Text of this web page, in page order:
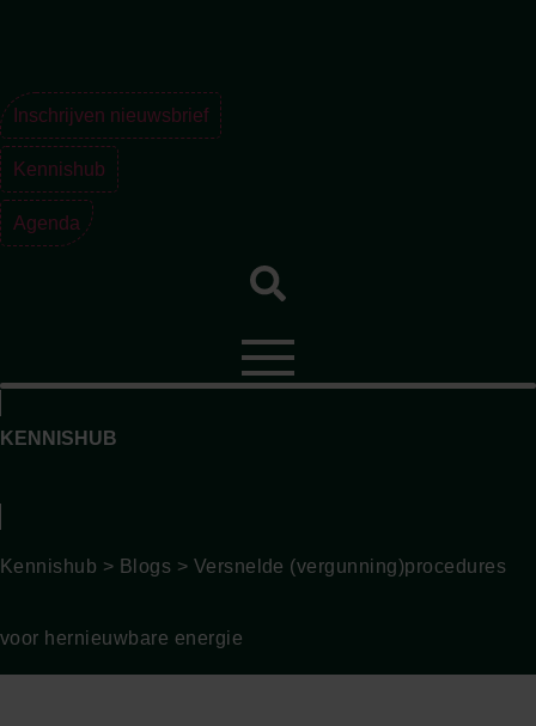
inhoud
Inschrijven nieuwsbrief
Kennishub
Agenda
KENNISHUB
Kennishub > Blogs > Versnelde (vergunning)procedures
voor hernieuwbare energie